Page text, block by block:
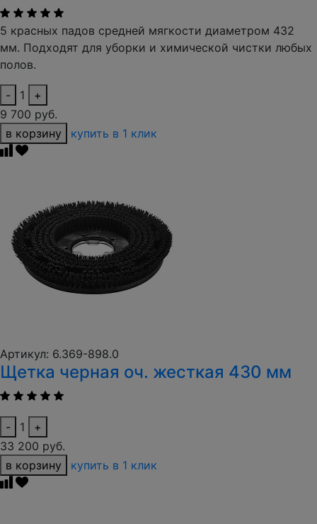
5 красных падов средней мягкости диаметром 432
мм. Подходят для уборки и химической чистки любых
полов.
- 1
+
9 700 руб.
в корзину
купить в 1 клик
Артикул: 6.369-898.0
Щетка черная оч. жесткая 430 мм
- 1
+
33 200 руб.
в корзину
купить в 1 клик